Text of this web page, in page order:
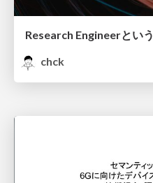
chck